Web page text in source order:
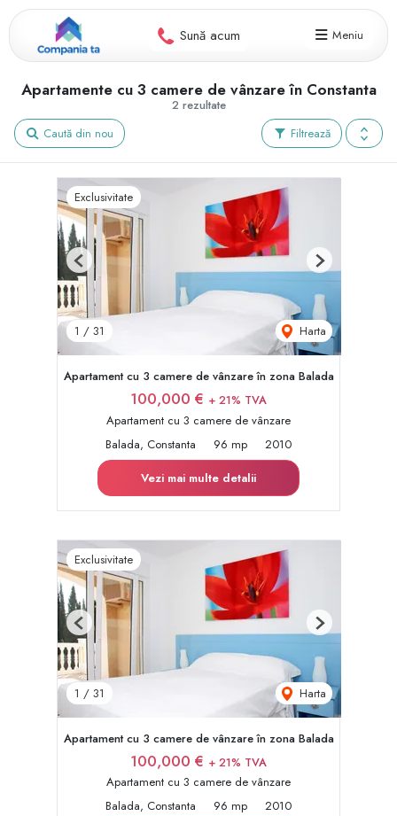
Sună acum Meniu
2 rezultate
Apartamente cu 3 camere de vânzare în Constanta
Filtrează
Caută din nou
Exclusivitate
1 / 31 Harta
Previous Next
Apartament cu 3 camere de vânzare în zona Balada
100,000 € + 21% TVA
Apartament cu 3 camere de vânzare
Balada, Constanta
96 mp
2010
Vezi mai multe detalii
Exclusivitate
1 / 31 Harta
Previous Next
Apartament cu 3 camere de vânzare în zona Balada
100,000 € + 21% TVA
Apartament cu 3 camere de vânzare
Balada, Constanta
96 mp
2010